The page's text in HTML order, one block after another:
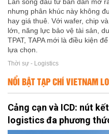
nhưng phân khúc này không
hay giá thuê. Với wafer, chip
lớn, năng lực bảo vệ tài sản,
TPAT, TAPA mới là điều kiện
lựa chọn.
Thời sự - Logistics
NỔI BẬT TẠP CHÍ VIETNAM
Cảng cạn và ICD: nút
logistics đa phương